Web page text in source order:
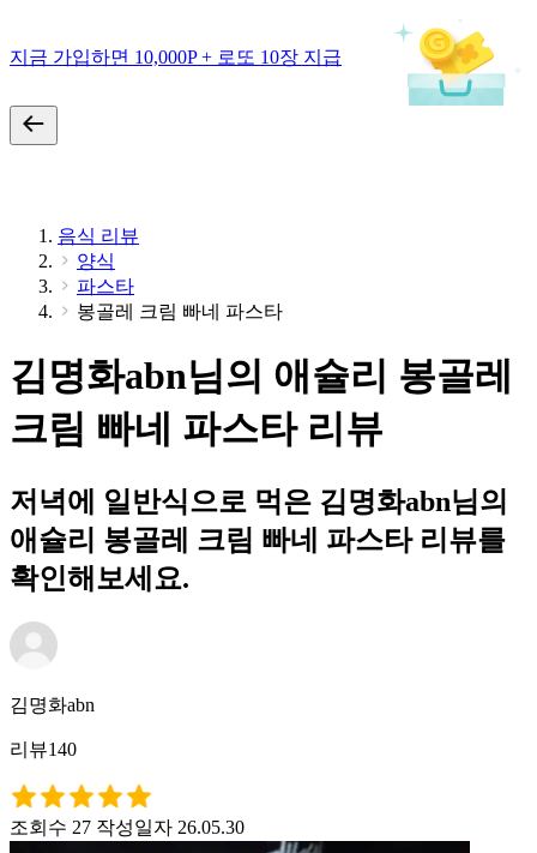
지금 가입하면 10,000P + 로또 10장 지급
음식 리뷰
양식
파스타
봉골레 크림 빠네 파스타
김명화abn님의 애슐리 봉골레
크림 빠네 파스타 리뷰
저녁에 일반식으로 먹은 김명화abn님의
애슐리 봉골레 크림 빠네 파스타 리뷰를
확인해보세요.
김명화abn
리뷰140
조회수 27 작성일자 26.05.30